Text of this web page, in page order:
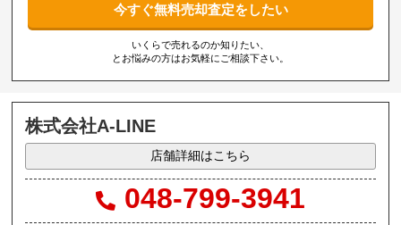
今すぐ無料売却査定をしたい
いくらで売れるのか知りたい、
とお悩みの方はお気軽にご相談下さい。
株式会社A-LINE
店舗詳細はこちら
048-799-3941